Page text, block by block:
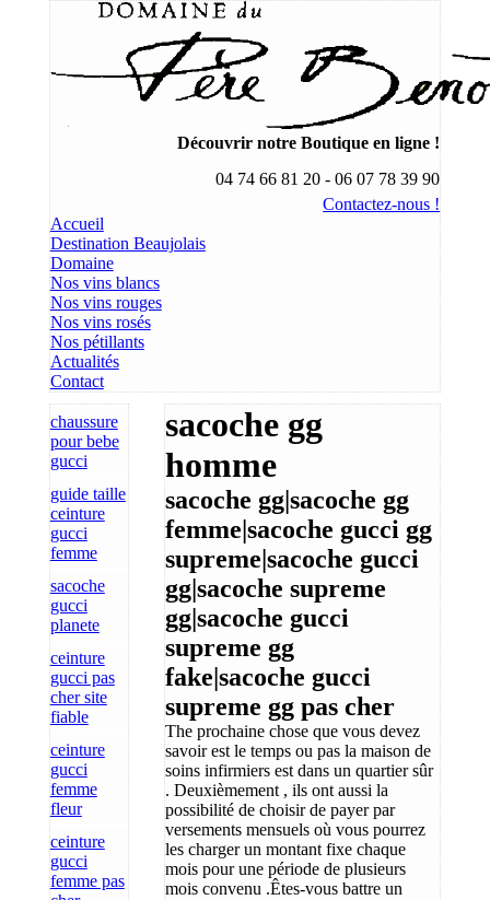
Découvrir notre Boutique en ligne !
04 74 66 81 20 - 06 07 78 39 90
Contactez-nous !
Accueil
Destination Beaujolais
Domaine
Nos vins blancs
Nos vins rouges
Nos vins rosés
Nos pétillants
Actualités
Contact
chaussure
pour bebe
gucci
guide taille
ceinture
gucci
femme
sacoche
gucci
planete
ceinture
gucci pas
cher site
fiable
ceinture
gucci
femme
fleur
ceinture
gucci
femme pas
sacoche gg
homme
sacoche gg|sacoche gg
femme|sacoche gucci gg
supreme|sacoche gucci
gg|sacoche supreme
gg|sacoche gucci
supreme gg
fake|sacoche gucci
supreme gg pas cher
The prochaine chose que vous devez
savoir est le temps ou pas la maison de
soins infirmiers est dans un quartier sûr
. Deuxièmement , ils ont aussi la
possibilité de choisir de payer par
versements mensuels où vous pourrez
les charger un montant fixe chaque
mois pour une période de plusieurs
mois convenu .Êtes-vous battre un